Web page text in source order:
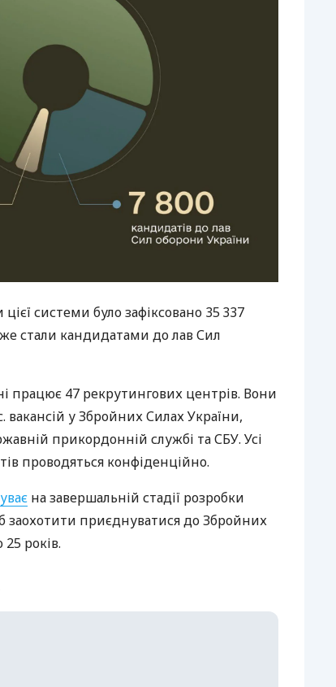
системи було зафіксовано 35 337
стали кандидатами до лав Сил
працює 47 рекрутингових центрів. Вони
у Збройних Силах України,
прикордонній службі та СБУ. Усі
проводяться конфіденційно.
на завершальній стадії розробки
приєднуватися до Збройних
років.